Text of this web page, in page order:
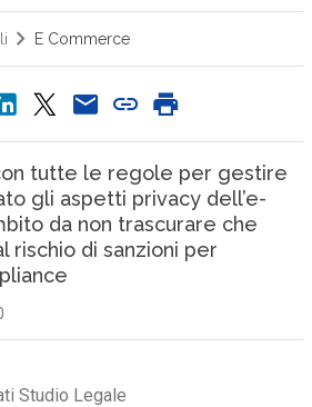
E Commerce
tutte le regole per gestire
gli aspetti privacy dell’e-
da non trascurare che
rischio di sanzioni per
Studio Legale